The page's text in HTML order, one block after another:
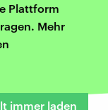
Plattform
Mehr
immer laden